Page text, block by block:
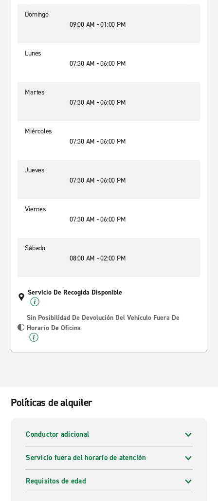
Domingo
09:00 AM - 01:00 PM
Lunes
07:30 AM - 06:00 PM
Martes
07:30 AM - 06:00 PM
Miércoles
07:30 AM - 06:00 PM
Jueves
07:30 AM - 06:00 PM
Viernes
07:30 AM - 06:00 PM
Sábado
08:00 AM - 02:00 PM
Servicio De Recogida Disponible
Sin Posibilidad De Devolución Del Vehículo Fuera De
Horario De Oficina
Políticas de alquiler
Conductor adicional
Servicio fuera del horario de atención
Requisitos de edad